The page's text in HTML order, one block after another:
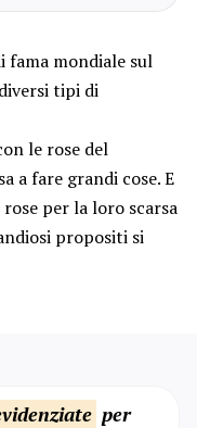
fama mondiale sul
tipi di
le rose del
a fare grandi cose. E
per la loro scarsa
propositi si
per